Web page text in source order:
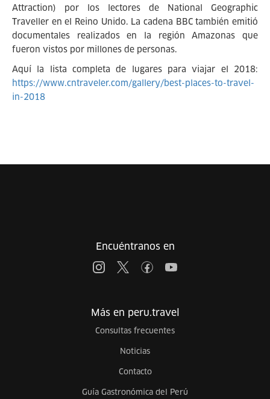
Attraction) por los lectores de National Geographic
Traveller en el Reino Unido. La cadena BBC también emitió
documentales realizados en la región Amazonas que
fueron vistos por millones de personas.
Aquí la lista completa de lugares para viajar el 2018:
https://www.cntraveler.com/gallery/best-places-to-travel-
in-2018
Encuéntranos en
Más en peru.travel
Consultas frecuentes
Noticias
Contacto
Guía Gastronómica del Perú